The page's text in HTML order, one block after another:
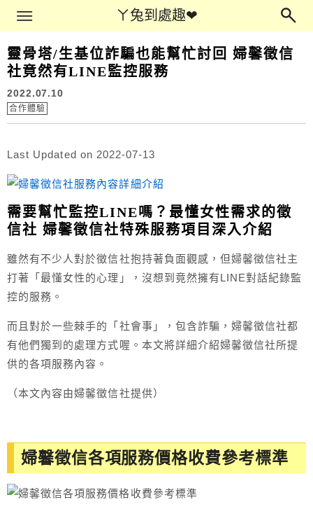
ㄚ兔到處趣❤
Main Menu
靈骨塔/生基位詐騙也能幫忙討回 婦馨徵信
社竟然有LINE監控服務
2022.07.10
合作體驗
Last Updated on 2022-07-13
需要幫忙監控LINE嗎？最懂女性需求的徵
信社 婦馨徵信社特殊服務項目深入介紹
雖然有不少人對於徵信社抱持著負面觀感，但婦馨徵信社主
打著「最懂女性的心理」，沒想到竟然擁有LINE對話紀錄監
控的服務。
而且對於一些棘手的「社會事」，包含詐騙，婦馨徵信社都
有他們獨到的處理方式喔。本文將詳細介紹婦馨徵信社所提
供的各項服務內容。
（本文內容由婦馨徵信社提供）
婦馨徵信各項服務價格收費參考標準